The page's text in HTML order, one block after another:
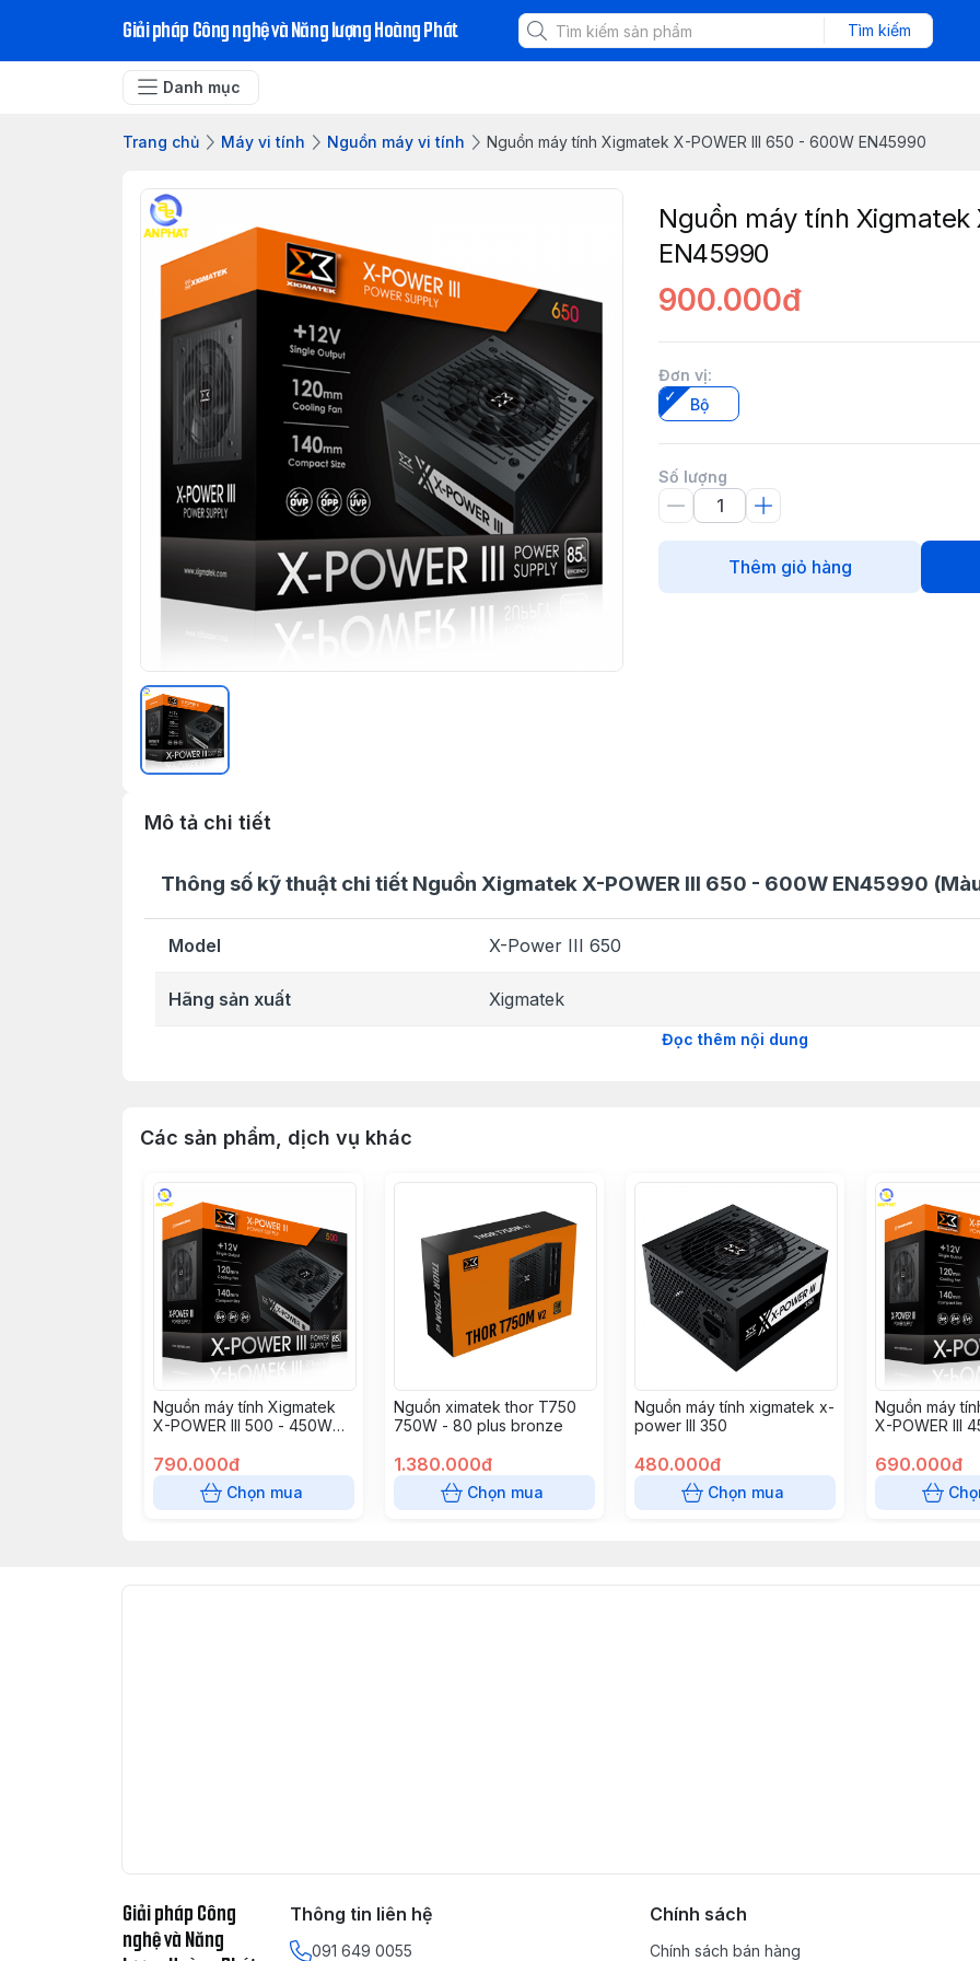
Giải pháp Công nghệ và Năng lượng Hoàng Phát Tìm kiếm
Danh mục
Trang chủ Máy vi tính Nguồn máy vi tính Nguồn máy tính Xigmatek X-POWER III 650 - 600W EN45990
Nguồn máy tính Xigmatek
EN45990
900.000đ
Đơn vị:
Bộ
Số lượng
Thêm giỏ hàng
Mô tả chi tiết
Thông số kỹ thuật chi tiết Nguồn Xigmatek X-POWER III 650 - 600W EN45990
Model X-Power III 650
Hãng sản xuất Xigmatek
Tuổi thọ 100,000 giờ
Kích thước 150 x 85 x 140(mm)
Output +12V 45A (540W)
CỔNG KẾT NỐI 20+4pin * 1 / CPU 4+4pin * 2 / PCI-E 6+2pin * 2 / SATA
100% Cáp dẹt đen
Đọc thêm nội dung
Các sản phẩm, dịch vụ khác
Nguồn máy tính Xigmatek
X-POWER III 500 - 450W
790.000đ
Chọn mua
Nguồn ximatek thor T750
750W - 80 plus bronze
1.380.000đ
Chọn mua
Nguồn máy tính xigmatek x-
power III 350
480.000đ
Chọn mua
Nguồn máy
X-POWER III
690.000đ
Giải pháp Công
nghệ và Năng
Thông tin liên hệ
091 649 0055
Chính sách
Chính sách bán hàng